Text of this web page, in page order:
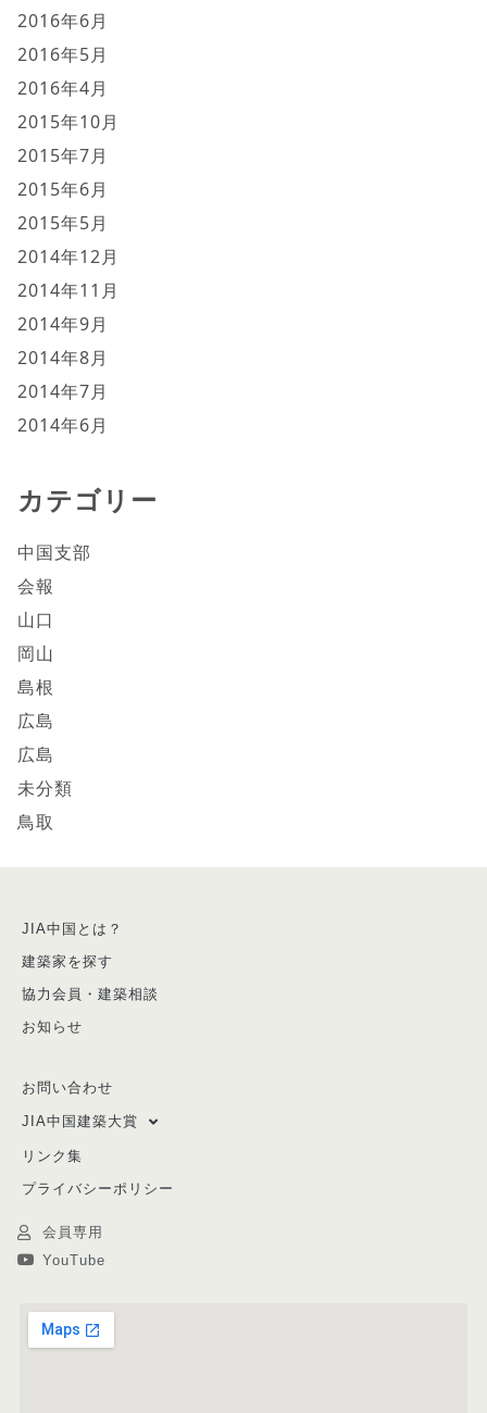
2016年6月
2016年5月
2016年4月
2015年10月
2015年7月
2015年6月
2015年5月
2014年12月
2014年11月
2014年9月
2014年8月
2014年7月
2014年6月
カテゴリー
中国支部
会報
山口
岡山
島根
広島
広島
未分類
鳥取
JIA中国とは？
建築家を探す
協力会員・建築相談
お知らせ
お問い合わせ
JIA中国建築大賞
リンク集
プライバシーポリシー
会員専用
YouTube